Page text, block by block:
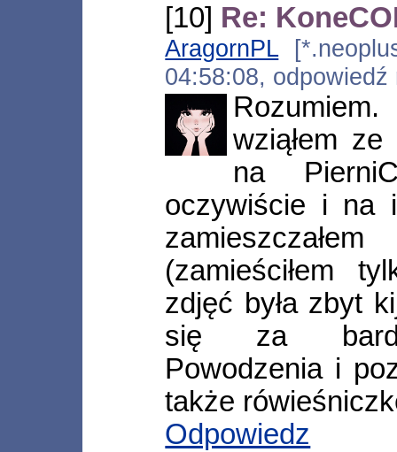
[10] Re:
AragornPL
04:58:08,
wziąłem
na
oczywiście i na
(zamieściłem
zdjęć była zbyt
się za
Powodzenia i
także
Odpowiedz